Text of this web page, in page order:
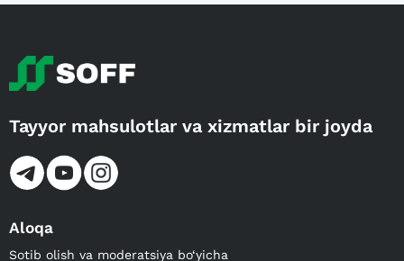
Tayyor mahsulotlar va xizmatlar bir joyda
Aloqa
Sotib olish va moderatsiya bo‘yicha